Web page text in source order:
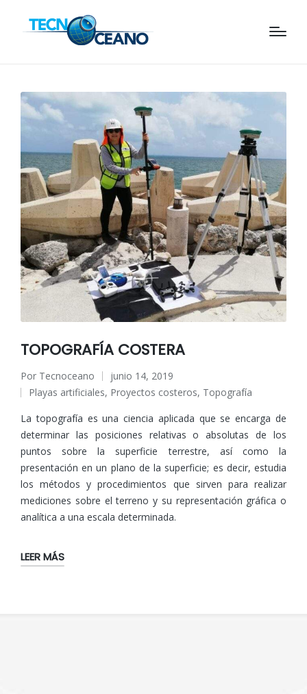
TOPOGRAFÍA COSTERA
Publicado
por
Por Tecnoceano
junio 14, 2019
Publicado
en
Playas artificiales, Proyectos costeros, Topografía
La topografía es una ciencia aplicada que se encarga de
determinar las posiciones relativas o absolutas de los
puntos sobre la superficie terrestre, así como la
presentación en un plano de la superficie; es decir, estudia
los métodos y procedimientos que sirven para realizar
mediciones sobre el terreno y su representación gráfica o
analítica a una escala determinada.
LEER MÁS